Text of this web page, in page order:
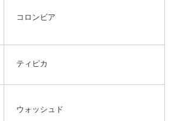
コロンビア
ティピカ
ウォッシュド